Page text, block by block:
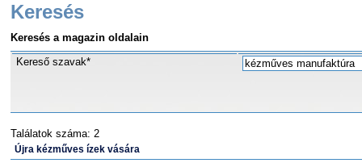
Keresés
Keresés a magazin oldalain
Kereső szavak*
Találatok száma: 2
Újra kézműves ízek vására